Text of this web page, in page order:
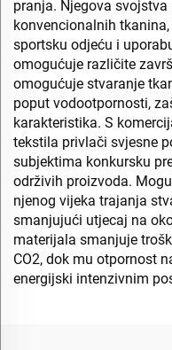
pranja. Njegova
konvencionalnih
sportsku odjeću i
omogućuje različite
omogućuje stvaranje
poput vodootpornosti,
karakteristika. S
tekstila privlači svjesne
subjektima konkursku
održivih proizvoda.
njenog vijeka trajanja
smanjujući utjecaj na
materijala smanjuje
CO2, dok mu otpornost
energijski intenzivnim